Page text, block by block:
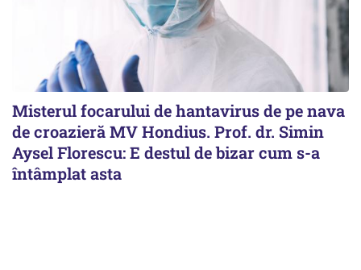
Misterul focarului de hantavirus de pe nava
de croazieră MV Hondius. Prof. dr. Simin
Aysel Florescu: E destul de bizar cum s-a
întâmplat asta